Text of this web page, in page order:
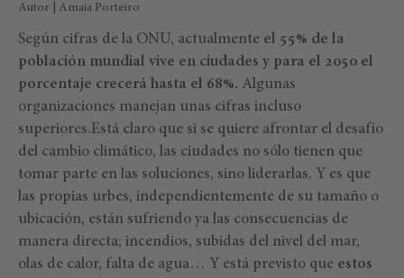
Autor | Amaia Porteiro
Según cifras de la ONU, actualmente el 55% de la
población mundial vive en ciudades y para el 2050 el
porcentaje crecerá hasta el 68%. Algunas
organizaciones manejan unas cifras incluso
superiores.Está claro que si se quiere afrontar el desafío
del cambio climático, las ciudades no sólo tienen que
tomar parte en las soluciones, sino liderarlas. Y es que
las propias urbes, independientemente de su tamaño o
ubicación, están sufriendo ya las consecuencias de
manera directa; incendios, subidas del nivel del mar,
olas de calor, falta de agua… Y está previsto que estos